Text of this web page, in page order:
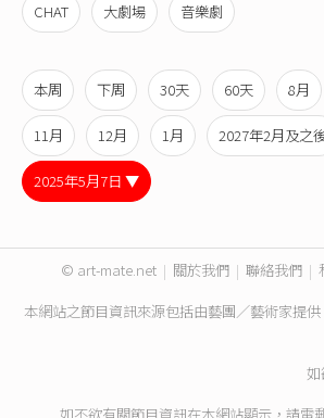
CHAT 大劇場 音樂劇
本周 下周 30天 60天 8月
11月 12月 1月 2027年2月及之
2025年5月7日 ▼
© art-mate.net | 關於我們 | 聯絡我們 |
本網站之節目資訊來源包括由藝團／藝術家提